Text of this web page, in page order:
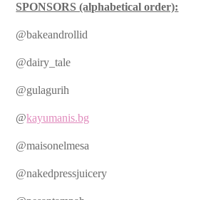
SPONSORS (alphabetical order):
@bakeandrollid
@dairy_tale
@gulagurih
@kayumanis.bg
@maisonelmesa
@nakedpressjuicery